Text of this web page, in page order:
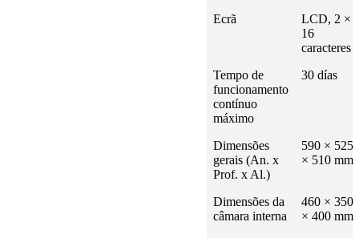
Ecrã
LCD, 2 ×
16
caracteres
Tempo de
funcionamento
contínuo
máximo
30 días
Dimensões
gerais (An. x
Prof. x Al.)
590 × 525
× 510 mm
Dimensões da
câmara interna
460 × 350
× 400 mm